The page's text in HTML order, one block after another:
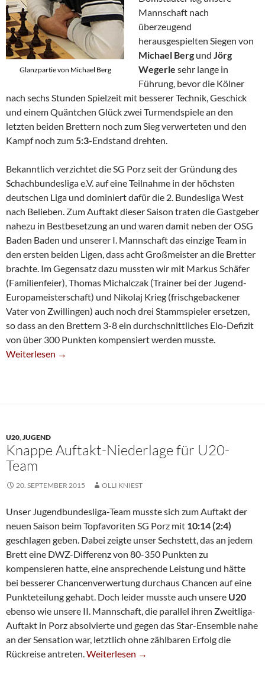
Glanzpartie von Michael Berg
Mannschaft nach
überzeugend
herausgespielten Siegen von
Michael Berg und Jörg
Wegerle sehr lange in
Führung, bevor die Kölner
nach sechs Stunden Spielzeit mit besserer Technik, Geschick
und einem Quäntchen Glück zwei Turmendspiele an den
letzten beiden Brettern noch zum Sieg verwerteten und den
Kampf noch zum5:3-Endstand drehten.
Bekanntlich verzichtet die SG Porz seit der Gründung des
Schachbundesliga e.V. auf eine Teilnahme in der höchsten
deutschen Liga und dominiert dafür die 2. Bundesliga West
nach Belieben. Zum Auftakt dieser Saison traten die Gastgeber
nahezu in Bestbesetzung an und waren damit neben der OSG
Baden Baden und unserer I. Mannschaft das einzige Team in
den ersten beiden Ligen, dass acht Großmeister an die Bretter
brachte. Im Gegensatz dazu mussten wir mit Markus Schäfer
(Familienfeier), Thomas Michalczak (Trainer bei der Jugend-
Europameisterschaft) und Nikolaj Krieg (frischgebackener
Vater von Zwillingen) auch noch drei Stammspieler ersetzen,
so dass an den Brettern 3-8 ein durchschnittliches Elo-Defizit
von über 300 Punkten kompensiert werden musste.
Zweite Verpasst Sensation In Porz
Weiterlesen →
U20,JUGEND
Knappe Auftakt-Niederlage für U20-
Team
20. SEPTEMBER 2015 OLLI KNIEST
Unser Jugendbundesliga-Team musste sich zum Auftakt der
neuen Saison beim Topfavoriten SG Porz mit 10:14 (2:4)
geschlagen geben. Dabei zeigte unser Sechstett, das an jedem
Brett eine DWZ-Differenz von 80-350 Punkten zu
kompensieren hatte, eine ansprechende Leistung und hätte
bei besserer Chancenverwertung durchaus Chancen auf eine
Punkteteilung gehabt. Doch leider musste auch unsere U20
ebenso wie unsere II. Mannschaft, die parallel ihren Zweitliga-
Auftakt in Porz absolvierte und gegen das Star-Ensemble nahe
an der Sensation war, letztlich ohne zählbaren Erfolg die
Rückreise antreten.Knappe Auftakt-Niederlage Für U20-Team
Weiterlesen →